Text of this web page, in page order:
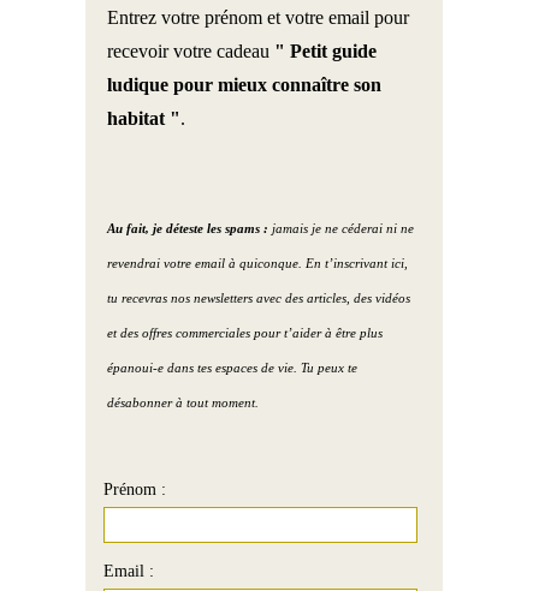
Entrez votre prénom et votre email pour
recevoir votre cadeau " Petit guide
ludique pour mieux connaître son
habitat ".
Au fait, je déteste les spams : jamais je ne céderai ni ne
revendrai votre email à quiconque. En t’inscrivant ici,
tu recevras nos newsletters avec des articles, des vidéos
et des offres commerciales pour t’aider à être plus
épanoui-e dans tes espaces de vie. Tu peux te
désabonner à tout moment.
Prénom :
Email :